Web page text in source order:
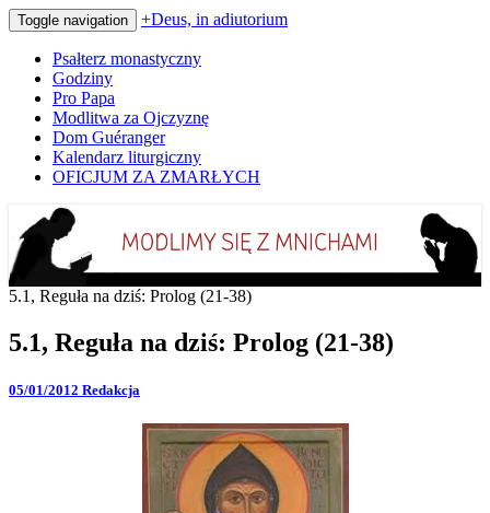
Toggle navigation +Deus, in adiutorium
Psałterz monastyczny
Godziny
Pro Papa
Modlitwa za Ojczyznę
Dom Guéranger
Kalendarz liturgiczny
OFICJUM ZA ZMARŁYCH
+Deus, in adiutorium
Codziennie modlimy się z mnichami
5.1, Reguła na dziś: Prolog (21-38)
5.1, Reguła na dziś: Prolog (21-38)
05/01/2012 Redakcja